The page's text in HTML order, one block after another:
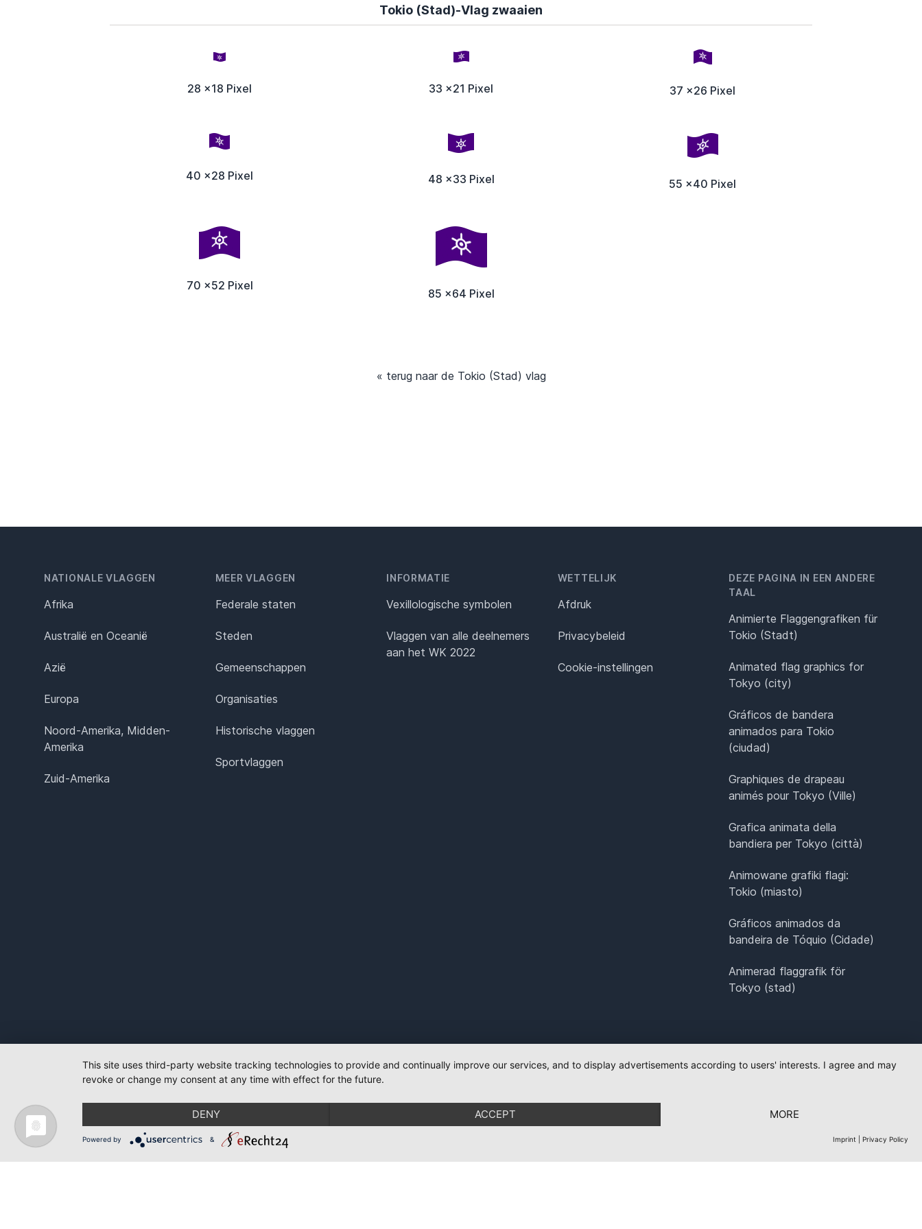
Tokio (Stad)-Vlag zwaaien
28 x18 Pixel 33 x21 Pixel 37 x26 Pixel
40 x28 Pixel 48 x33 Pixel 55 x40 Pixel
70 x52 Pixel
85 x64 Pixel
« terug naar de Tokio (Stad) vlag
NATIONALE VLAGGEN
Afrika
Australië en Oceanië
Azië
Europa
Noord-Amerika, Midden-
Amerika
Zuid-Amerika
MEER VLAGGEN
Federale staten
Steden
Gemeenschappen
Organisaties
Historische vlaggen
Sportvlaggen
INFORMATIE
Vexillologische symbolen
Vlaggen van alle deelnemers
aan het WK 2022
WETTELIJK
Afdruk
Privacybeleid
Cookie-instellingen
DEZE PAGINA IN EEN ANDERE
TAAL
Animierte Flaggengrafiken für
Tokio (Stadt)
Animated flag graphics for
Tokyo (city)
Gráficos de bandera
animados para Tokio
(ciudad)
Graphiques de drapeau
animés pour Tokyo (Ville)
Grafica animata della
bandiera per Tokyo (città)
Animowane grafiki flagi:
Tokio (miasto)
Gráficos animados da
bandeira de Tóquio (Cidade)
Animerad flaggrafik för
Tokyo (stad)
This site uses third-party website tracking technologies to provide and continually improve our services, and to display advertisements according to users' interests. I agree and may
revoke or change my consent at any time with effect for the future.
DENY ACCEPT MORE
Powered by & Imprint Privacy Policy